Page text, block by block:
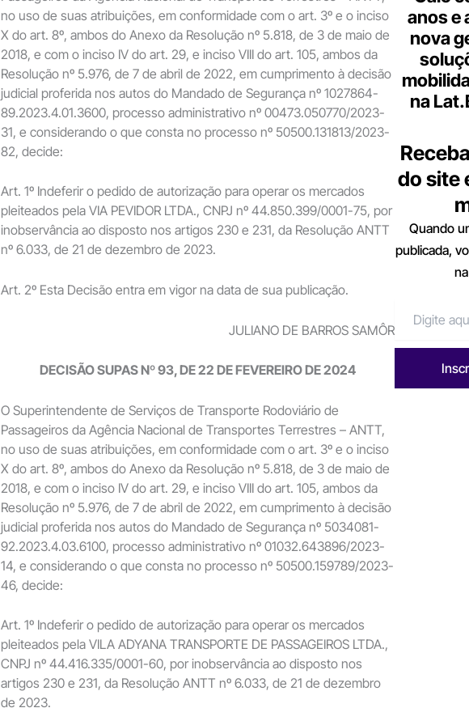
no uso de suas atribuições, em conformidade com o art. 3º e o inciso
X do art. 8º, ambos do Anexo da Resolução nº 5.818, de 3 de maio de
2018, e com o inciso IV do art. 29, e inciso VIII do art. 105, ambos da
Resolução nº 5.976, de 7 de abril de 2022, em cumprimento à decisão
judicial proferida nos autos do Mandado de Segurança nº 1027864-
89.2023.4.01.3600, processo administrativo nº 00473.050770/2023-
31, e considerando o que consta no processo nº 50500.131813/2023-
82, decide:
Art. 1º Indeferir o pedido de autorização para operar os mercados
pleiteados pela VIA PEVIDOR LTDA., CNPJ nº 44.850.399/0001-75, por
inobservância ao disposto nos artigos 230 e 231, da Resolução ANTT
nº 6.033, de 21 de dezembro de 2023.
Art. 2º Esta Decisão entra em vigor na data de sua publicação.
JULIANO DE BARROS SAMÔR
DECISÃO SUPAS Nº 93, DE 22 DE FEVEREIRO DE 2024
O Superintendente de Serviços de Transporte Rodoviário de
Passageiros da Agência Nacional de Transportes Terrestres – ANTT,
no uso de suas atribuições, em conformidade com o art. 3º e o inciso
X do art. 8º, ambos do Anexo da Resolução nº 5.818, de 3 de maio de
2018, e com o inciso IV do art. 29, e inciso VIII do art. 105, ambos da
Resolução nº 5.976, de 7 de abril de 2022, em cumprimento à decisão
judicial proferida nos autos do Mandado de Segurança nº 5034081-
92.2023.4.03.6100, processo administrativo nº 01032.643896/2023-
14, e considerando o que consta no processo nº 50500.159789/2023-
46, decide:
Art. 1º Indeferir o pedido de autorização para operar os mercados
pleiteados pela VILA ADYANA TRANSPORTE DE PASSAGEIROS LTDA.,
CNPJ nº 44.416.335/0001-60, por inobservância ao disposto nos
artigos 230 e 231, da Resolução ANTT nº 6.033, de 21 de dezembro
de 2023.
anos e
nova
na
do site
Quando
publicada,